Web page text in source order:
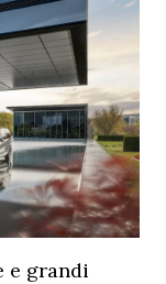
e grandi